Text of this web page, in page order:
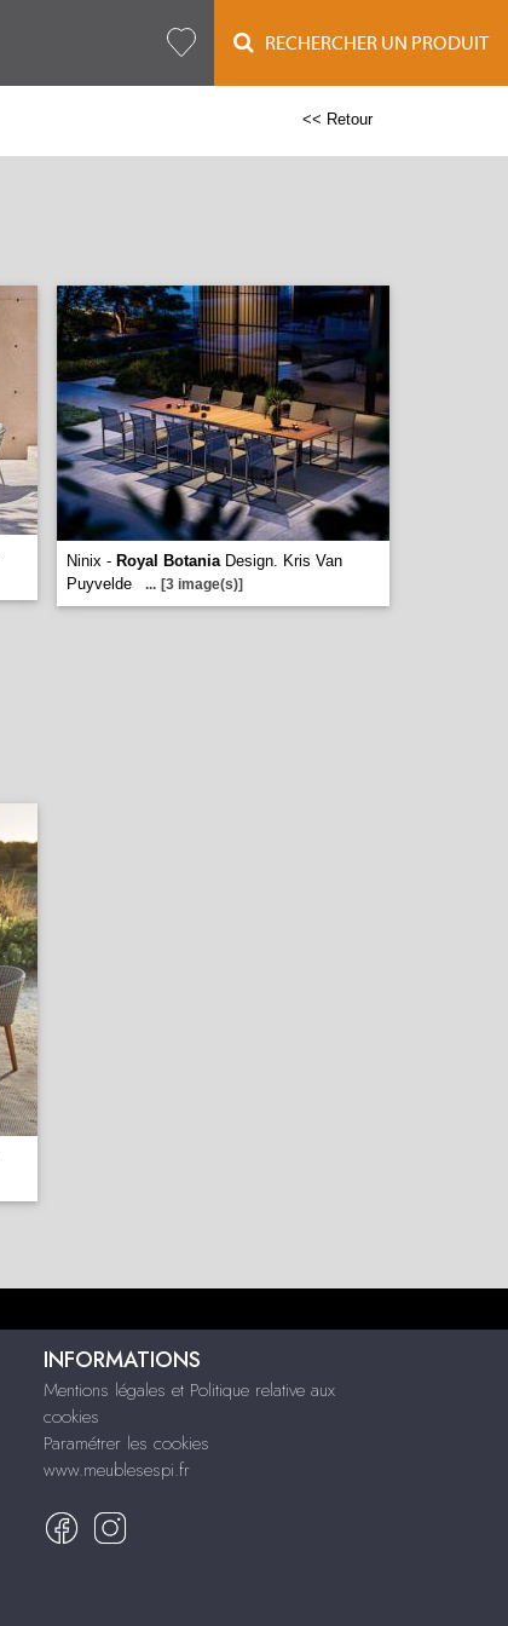
RECHERCHER UN PRODUIT
<< Retour
Ninix - Royal BotaniaDesign. Kris Van
Puyvelde
... [3 image(s)]
INFORMATIONS
Mentions légales et Politique relative aux
cookies
Paramétrer les cookies
www.meublesespi.fr